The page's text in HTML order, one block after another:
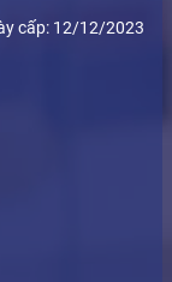
cấp: 12/12/2023